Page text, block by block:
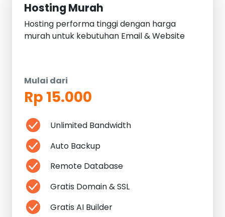
Hosting Murah
Hosting performa tinggi dengan harga
murah untuk kebutuhan Email & Website
Mulai dari
Rp 15.000
Unlimited Bandwidth
Auto Backup
Remote Database
Gratis Domain & SSL
Gratis AI Builder